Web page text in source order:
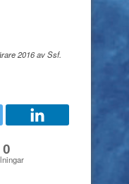
2016 av Ssf.
0